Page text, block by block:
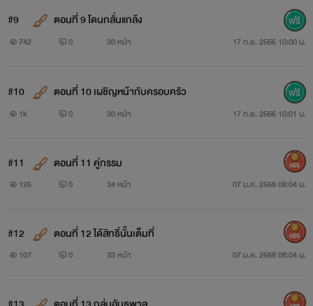
#9 ตอนที่ 9 โดนกลั่นแกล้ง
742 0 30 หน้า 17 ก.ย. 2566 10:00 น.
#10 ตอนที่ 10 เผชิญหน้ากับครอบครัว
1k 0 30 หน้า 17 ก.ย. 2566 10:01 น.
#11 ตอนที่ 11 คู่กรรม
125 0 34 หน้า 07 ม.ค. 2568 08:04 น.
900
#12 ตอนที่ 12 ได้สิทธิ์นั้นเต็มที่
107 0 33 หน้า 07 ม.ค. 2568 08:04 น.
900